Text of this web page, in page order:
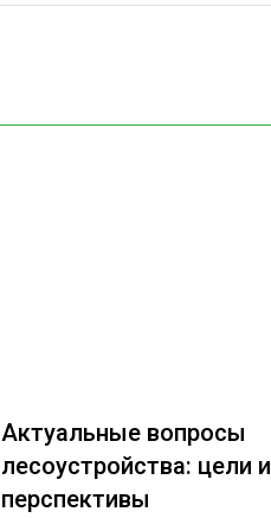
Актуальные вопросы
лесоустройства: цели и
перспективы